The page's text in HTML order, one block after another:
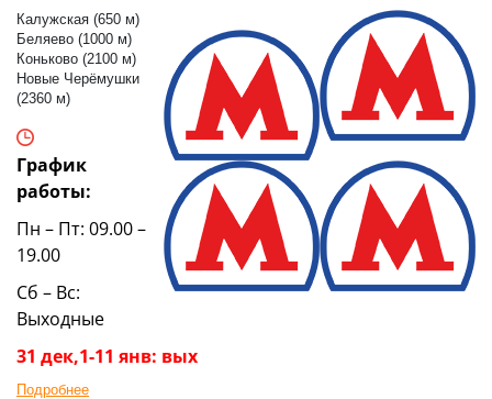
Калужская (650 м)
Беляево (1000 м)
Коньково (2100 м)
Новые Черёмушки
(2360 м)
График
работы:
Пн – Пт: 09.00 –
19.00
Сб – Вс:
Выходные
31 дек,1-11 янв: вых
Подробнее